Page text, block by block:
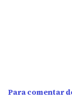
Para comentar